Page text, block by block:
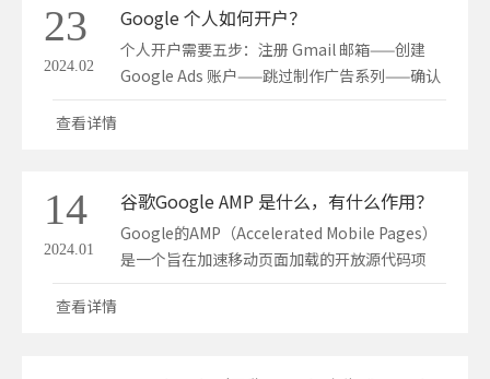
23
2024.02
Google 个人如何开户？
个人开户需要五步：注册 Gmail 邮箱——创建
Google Ads 账户——跳过制作广告系列——确认
商家信息——完成个人账户注册。
查看详情
14
2024.01
谷歌Google AMP 是什么，有什么作用？
Google的AMP（Accelerated Mobile Pages）
是一个旨在加速移动页面加载的开放源代码项
目。AMP使用一套特定的Web技术和规范，让网
查看详情